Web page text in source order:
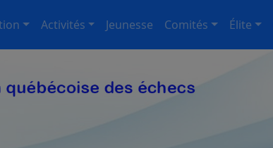
Activités Jeunesse Comités Élite